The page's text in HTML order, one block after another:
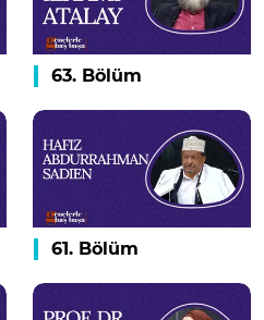
63. Bölüm
61. Bölüm